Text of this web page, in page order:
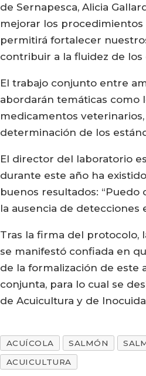
de Sernapesca, Alicia
mejorar los
permitirá fortalecer
contribuir a la fluidez de
El trabajo conjunto entre
abordarán temáticas como
medicamentos
determinación de los
El director del laboratorio
durante este año ha
buenos resultados:
la ausencia de
Tras la firma del protocolo,
se manifestó confiada en
de la formalización de este
conjunta, para lo cual se
de Acuicultura y de
ACUÍCOLA SALMÓN
ACUICULTURA